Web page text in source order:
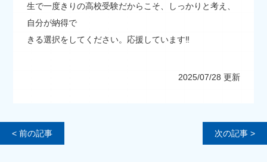
生で一度きりの高校受験だからこそ、しっかりと考え、
自分が納得で
きる選択をしてください。応援しています‼
2025/07/28 更新
< 前の記事 次の記事 >